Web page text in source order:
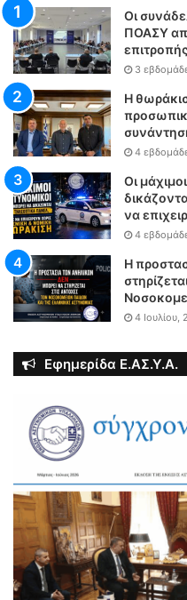
Οι
ΠΟΑΣΥ
3
Η
4
Οι
να
θωράκιση
4
Η
4 Ιουλίου,
Εφημερίδα Ε.ΑΣ.Υ.Α.